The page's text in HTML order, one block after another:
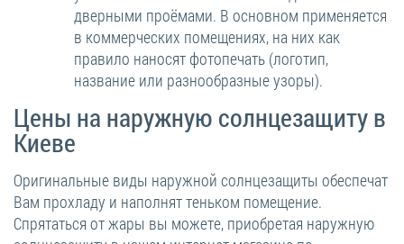
дверными проёмами. В основном применяется
в коммерческих помещениях, на них как
правило наносят фотопечать (логотип,
название или разнообразные узоры).
Цены на наружную солнцезащиту в
Киеве
Оригинальные виды наружной солнцезащиты обеспечат
Вам прохладу и наполнят теньком помещение.
Спрятаться от жары вы можете, приобретая наружную